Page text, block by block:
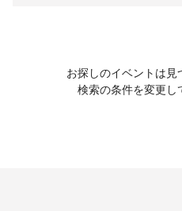
お探しのイベントは見
検索の条件を変更し